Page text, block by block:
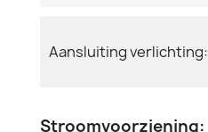
Aansluiting verlichting:
Stroomvoorziening: